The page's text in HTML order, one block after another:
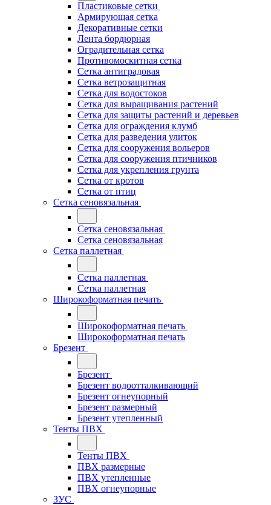
Пластиковые сетки
Армирующая сетка
Декоративные сетки
Лента бордюрная
Оградительная сетка
Противомоскитная сетка
Сетка антиградовая
Сетка ветрозащитная
Сетка для водостоков
Сетка для выращивания растений
Сетка для защиты растений и деревьев
Сетка для ограждения клумб
Сетка для разведения улиток
Сетка для сооружения вольеров
Сетка для сооружения птичников
Сетка для укрепления грунта
Сетка от кротов
Сетка от птиц
Сетка сеновязальная
Сетка сеновязальная
Сетка сеновязальная
Сетка паллетная
Сетка паллетная
Сетка паллетная
Широкоформатная печать
Широкоформатная печать
Широкоформатная печать
Брезент
Брезент
Брезент водоотталкивающий
Брезент огнеупорный
Брезент размерный
Брезент утепленный
Тенты ПВХ
Тенты ПВХ
ПВХ размерные
ПВХ утепленные
ПВХ огнеупорные
ЗУС